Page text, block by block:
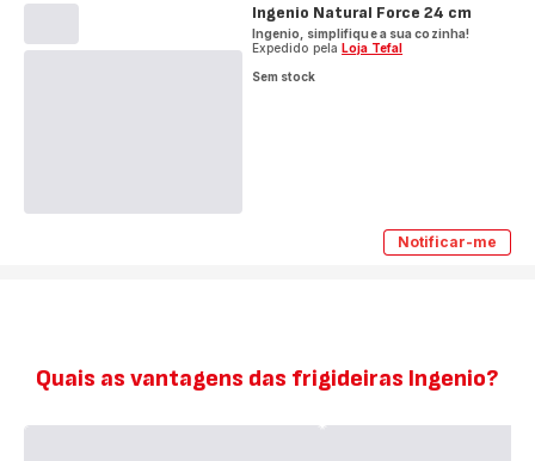
28
cm
Notificar-me
Ingenio
Ingenio Natural Force 24 cm
Ingenio, simplifique a sua cozinha!
Expedido pelaLoja Tefal
Sem stock
Quais as vantagens das frigideiras Ingenio?